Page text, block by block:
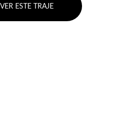
VER ESTE TRAJE